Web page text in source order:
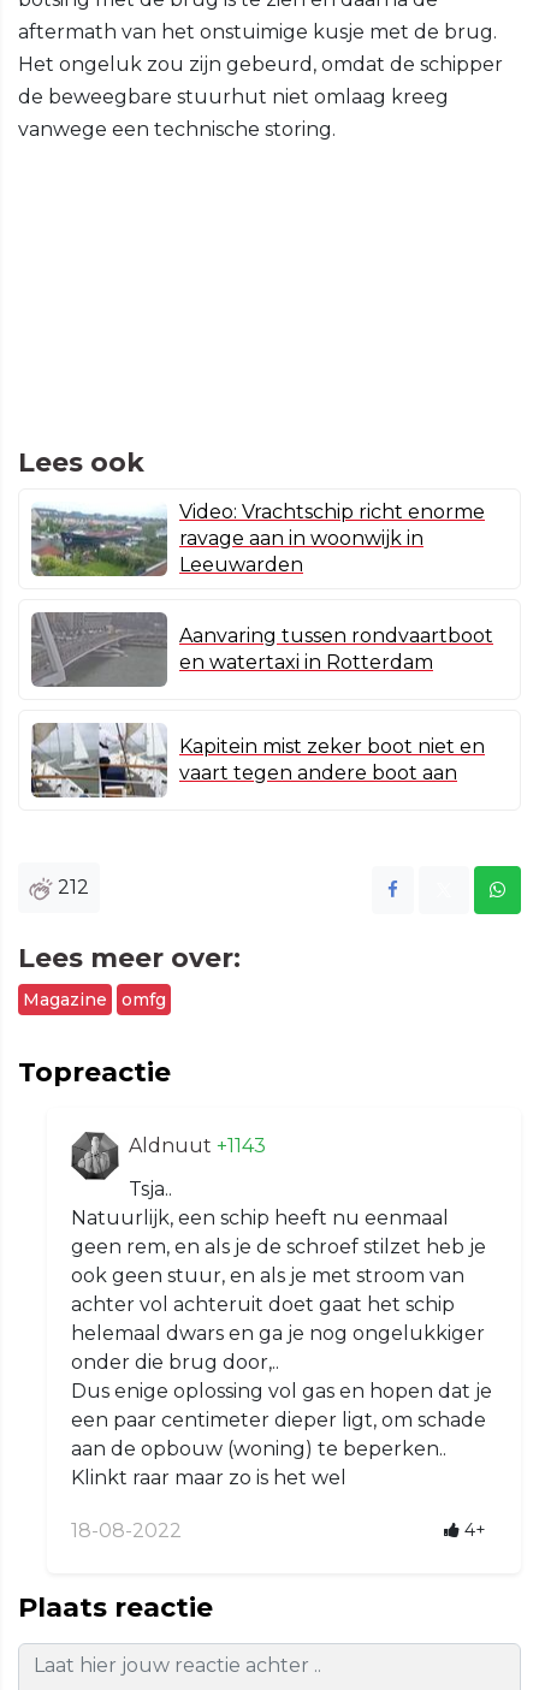
aftermath van het onstuimige kusje met de brug.
Het ongeluk zou zijn gebeurd, omdat de schipper
de beweegbare stuurhut niet omlaag kreeg
vanwege een technische storing.
Lees ook
Video: Vrachtschip richt enorme
ravage aan in woonwijk in
Leeuwarden
Aanvaring tussen rondvaartboot
en watertaxi in Rotterdam
Kapitein mist zeker boot niet en
vaart tegen andere boot aan
212
Lees meer over:
Magazine omfg
Topreactie
Aldnuut +1143
Tsja..
Natuurlijk, een schip heeft nu eenmaal
geen rem, en als je de schroef stilzet heb je
ook geen stuur, en als je met stroom van
achter vol achteruit doet gaat het schip
helemaal dwars en ga je nog ongelukkiger
onder die brug door,..
Dus enige oplossing vol gas en hopen dat je
een paar centimeter dieper ligt, om schade
aan de opbouw (woning) te beperken..
Klinkt raar maar zo is het wel
18-08-2022 4+
Plaats reactie